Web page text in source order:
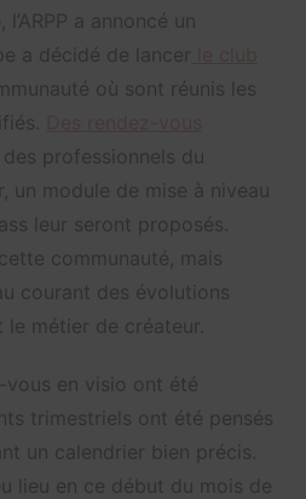
l’ARPP a annoncé un
a décidé de lancer
où sont réunis les
professionnels du
un module de mise à niveau
leur seront proposés.
cette communauté, mais
courant des évolutions
métier de créateur.
vous en visio ont été
trimestriels ont été pensés
un calendrier bien précis.
lieu en ce début du mois de